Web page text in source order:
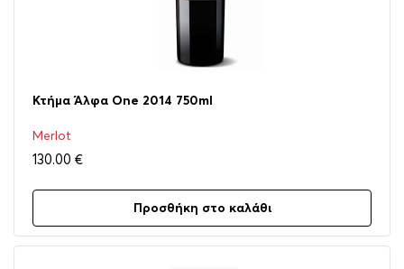
Κτήμα Άλφα One 2014 750ml
Merlot
130.00 €
Προσθήκη στο καλάθι